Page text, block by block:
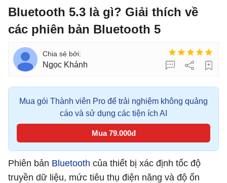
Bluetooth 5.3 là gì? Giải thích về
các phiên bản Bluetooth 5
Ngọc Khánh
Mua gói Thành viên Pro để trải nghiệm không quảng
cáo và sử dụng các tiện ích AI
Mua 79.000đ
Phiên bản Bluetooth của thiết bị xác định tốc độ
truyền dữ liệu, mức tiêu thụ điện năng và độ ổn